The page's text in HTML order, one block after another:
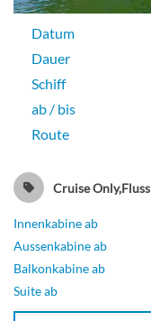
Aussenkabine
Zweibett außen-[H]
Aussenkabine
Zweibett außen-[I]
Datum
Dauer
Schiff
ab / bis
Route
Cruise Only,Fluss
Innenkabine ab
Aussenkabine ab
Balkonkabine ab
Suite ab